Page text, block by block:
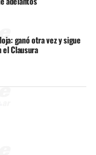
ganó otra vez y sigue
Clausura